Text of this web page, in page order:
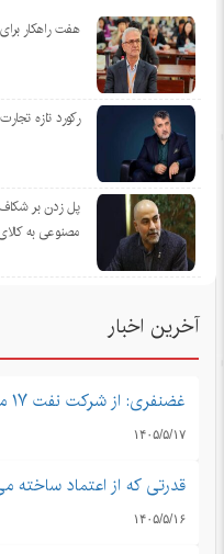
هفت راهکار
رکورد تازه
پل زدن بر
مصنوعی به
آخرین اخبار
غضنفری: از شرکت نفت ۱۷ میلیارد دلار طلب داریم
۱۴۰۵/۵/۱۷
قدرتی که از اعتماد ساخته
۱۴۰۵/۵/۱۶